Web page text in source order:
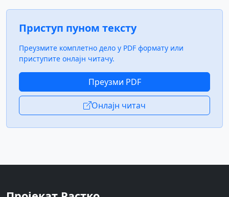
Приступ пуном тексту
Преузмите комплетно дело у PDF формату или
приступите онлајн читачу.
Преузми PDF
Онлајн читач